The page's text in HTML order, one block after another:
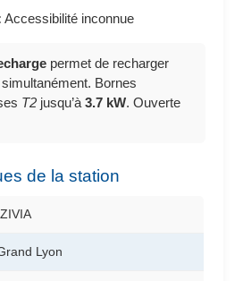
Accessibilité inconnue
permet de recharger
simultanément. Bornes
T2 jusqu’à3.7 kW. Ouverte
de la station
Lyon